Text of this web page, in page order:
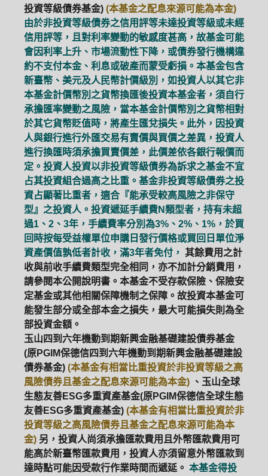
投資等級債券基金) (本基金之配息來源可能為本金)
由於非投資等級債券之信用評等未達投資等級或未經
信用評等，且對利率變動的敏感度甚高，故基金可能
會因利率上升、市場流動性下降，或債券發行機構違
約不支付本金、利息或破產而蒙受虧損。本基金包含
新臺幣、美元及人民幣計價級別，如投資人以其它非
本基金計價幣別之貨幣換匯後投資本基金者，須自行
承擔匯率變動之風險，當本基金計價幣別之貨幣相對
於其它貨幣貶值時，將產生匯兌損失。此外，因投資
人與銀行進行外匯交易有賣價與買價之差異，投資人
進行換匯時須承擔買賣價差，此價差依各銀行報價而
定。投資人投資以非投資等級債券為訴求之基金不宜
占其投資組合過高之比重。基金非投資等級債券之投
資占顯著比重者，適合『能承受較高風險之非保守
型』之投資人。投資遞延手續費N類型者，持有未超
過1、2、3年，手續費率分別為3%、2%、1%，於買
回時按每受益權單位申購日發行價格或買回日單位淨
資產價值孰低者計收，滿3年者免付， 其餘費用之計
收與前收手續費類型完全相同，亦不加計分銷費用，
請參閱本公開說明書。本基金不受存款保險、保險安
定基金或其他相關保障機制之保障。故投資本基金可
能發生部分或全部本金之損失，最大可能損失則為全
部投資金額。
玉山四到六年機動到期新興金融基礎建設債券基金
(原PGIM保德信四到六年機動到期新興金融基礎建設
債券基金) (本基金有相當比重投資於非投資等級之高
風險債券且基金之配息來源可能為本金) 、玉山全球
生態友善ESG多重資產基金(原PGIM保德信全球生態
友善ESG多重資產基金) (本基金有相當比重投資於非
投資等級之高風險債券且基金之配息來源可能為本
金) 另，投資人尚須承擔匯款費用且外幣匯款費用可
能高於新臺幣匯款費用，投資人亦須留意外幣匯款到
達時點可能因受款行作業時間而遞延。 本基金得投